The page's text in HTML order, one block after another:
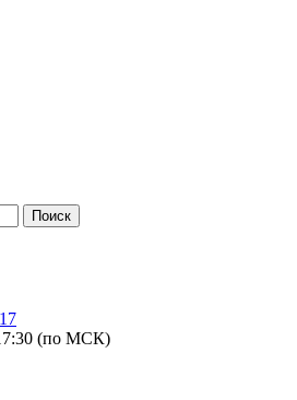
(по МСК)